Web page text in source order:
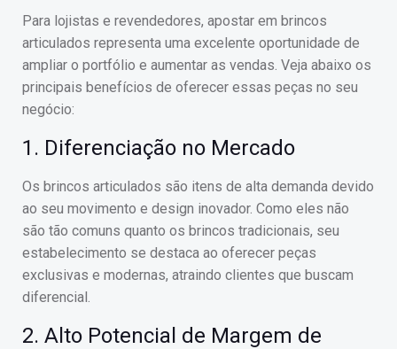
Para lojistas e revendedores, apostar em brincos
articulados representa uma excelente oportunidade de
ampliar o portfólio e aumentar as vendas. Veja abaixo os
principais benefícios de oferecer essas peças no seu
negócio:
1. Diferenciação no Mercado
Os brincos articulados são itens de alta demanda devido
ao seu movimento e design inovador. Como eles não
são tão comuns quanto os brincos tradicionais, seu
estabelecimento se destaca ao oferecer peças
exclusivas e modernas, atraindo clientes que buscam
diferencial.
2. Alto Potencial de Margem de